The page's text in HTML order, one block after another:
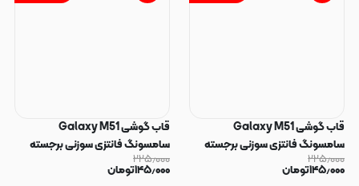
قاب گوشی Galaxy M51
سامسونگ فانتزی سوزنی برجسته
طرح عاشقونه پاپ سوکت دار کد
۲۲۵٫۰۰۰
۱۴۵٫۰۰۰تومان
قاب گوشی Galaxy M51
سامسونگ فانتزی سوزنی برجسته
طرح گل پاپ سوکت دار کد 128831
۲۲۵٫۰۰۰
۱۴۵٫۰۰۰تومان